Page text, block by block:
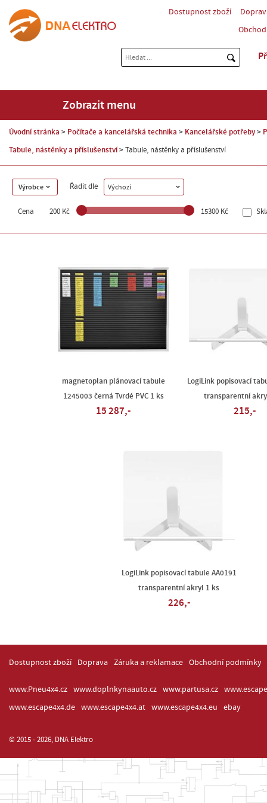
Dostupnost zboží
Zobrazit menu
Úvodní stránka Počítače a kancelářská technika Kancelářské potřeby
Tabule, nástěnky a příslušenství Tabule, nástěnky a příslušenství
Výrobce Řadit dle Výchozí
Cena 200 Kč 15300 Kč
magnetoplan plánovací tabule
1245003 černá Tvrdé PVC 1 ks
15 287,-
LogiLink popisovací
transparentní
215,-
LogiLink popisovací tabule AA0191
transparentní akryl 1 ks
226,-
Dostupnost zboží Doprava Záruka a reklamace Obchodní podmínky
www.Pneu4x4.cz www.doplnkynaauto.cz www.partusa.cz
www.escape4x4.de
www.escape4x4.at www.escape4x4.eu ebay
© 2015 - 2026, DNA Elektro